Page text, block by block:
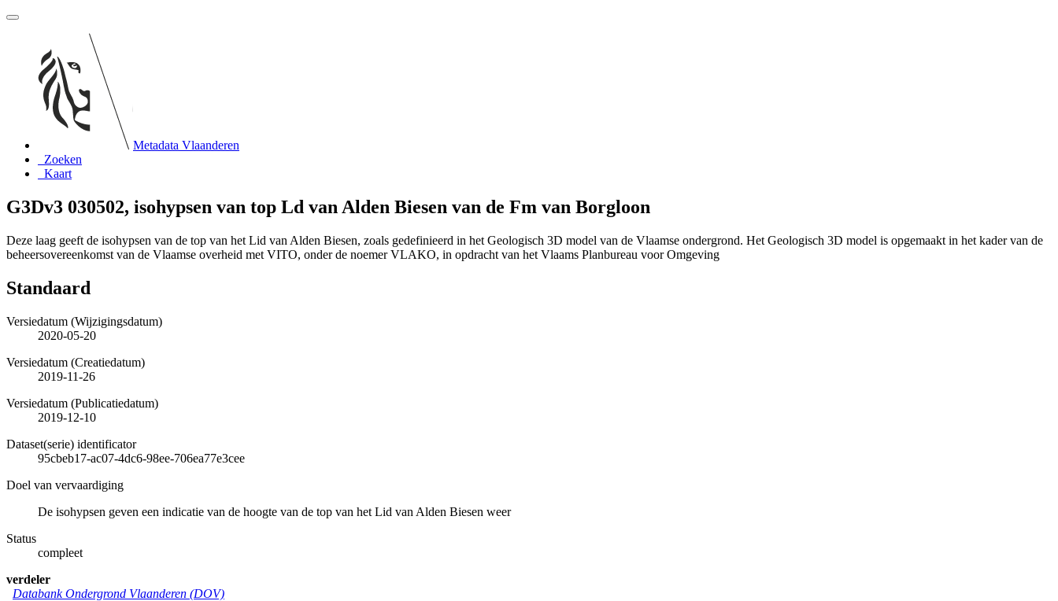
Metadata Vlaanderen
Zoeken
Kaart
G3Dv3 030502, isohypsen van top Ld van Alden Biesen van de Fm van Borgloon
Deze laag geeft de isohypsen van de top van het Lid van Alden Biesen, zoals gedefinieerd in het Geologisch 3D model van de Vlaamse ondergrond. Het Geologisch 3D model is opgemaakt in het kader van de
beheersovereenkomst van de Vlaamse overheid met VITO, onder de noemer VLAKO, in opdracht van het Vlaams Planbureau voor Omgeving
Standaard
Versiedatum (Wijzigingsdatum)
2020-05-20
Versiedatum (Creatiedatum)
2019-11-26
Versiedatum (Publicatiedatum)
2019-12-10
Dataset(serie) identificator
95cbeb17-ac07-4dc6-98ee-706ea77e3cee
Doel van vervaardiging
De isohypsen geven een indicatie van de hoogte van de top van het Lid van Alden Biesen weer
Status
compleet
verdeler
Databank Ondergrond Vlaanderen (DOV)